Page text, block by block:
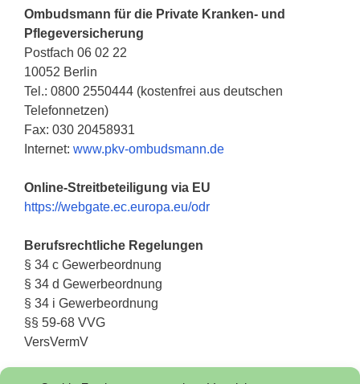
Ombudsmann für die Private Kranken- und
Pflegeversicherung
Postfach 06 02 22
10052 Berlin
Tel.: 0800 2550444 (kostenfrei aus deutschen
Telefonnetzen)
Fax: 030 20458931
Internet: www.pkv-ombudsmann.de
Online-Streitbeteiligung via EU
https://webgate.ec.europa.eu/odr
Berufsrechtliche Regelungen
§ 34 c Gewerbeordnung
§ 34 d Gewerbeordnung
§ 34 i Gewerbeordnung
§§ 59-68 VVG
VersVermV
Die berufsrechtlichen Regelungen können über die